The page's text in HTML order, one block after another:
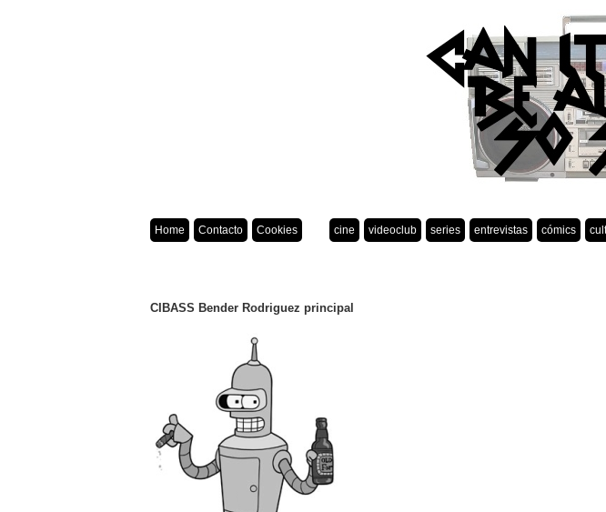
Home Contacto Cookies cine videoclub series entrevistas cómics
CIBASS Bender Rodriguez principal